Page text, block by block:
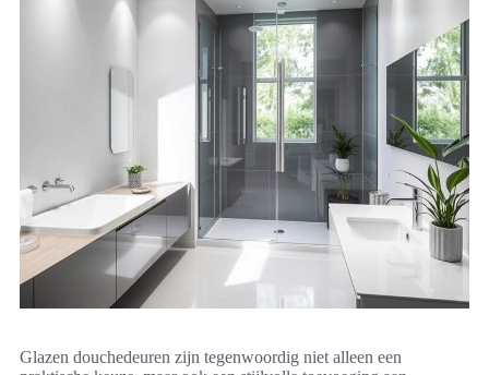
Glazen douchedeuren zijn tegenwoordig niet alleen een